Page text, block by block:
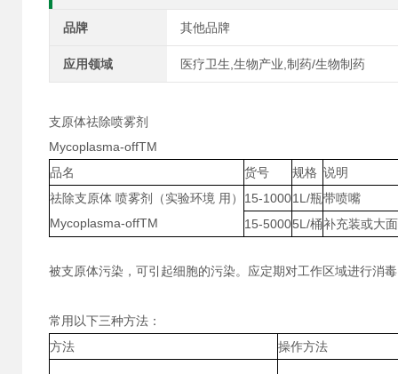
品牌 其他品牌
应用领域 医疗卫生,生物产业,制药/生物制药
支原体祛除喷雾剂
Mycoplasma-offTM
品名
货号 规格 说明
祛除支原体 喷雾剂（实验环境 用）
Mycoplasma-offTM
15-10001L/瓶带喷嘴
15-50005L/桶补充装或大
被支原体污染，可引起细胞的污染。应定期对工作区域进行消
常用以下三种方法：
方法
操作方法